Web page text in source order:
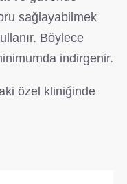
sağlayabilmek
Böylece
indirgenir.
özel kliniğinde